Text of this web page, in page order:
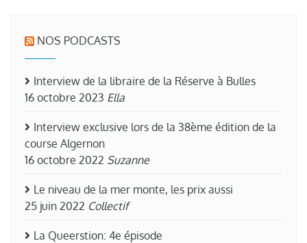
NOS PODCASTS
Interview de la libraire de la Réserve à Bulles
16 octobre 2023 Ella
Interview exclusive lors de la 38ème édition de la
course Algernon
16 octobre 2022 Suzanne
Le niveau de la mer monte, les prix aussi
25 juin 2022 Collectif
La Queerstion: 4e épisode